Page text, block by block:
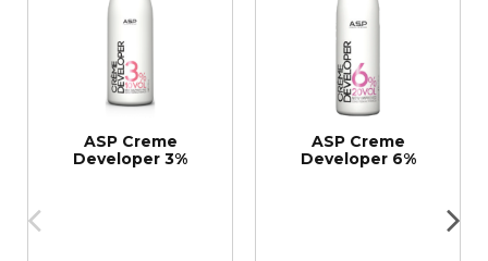
ASP Creme
Developer 3%
ASP Creme
Developer 6%